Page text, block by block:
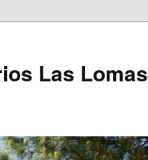
Las Lomas